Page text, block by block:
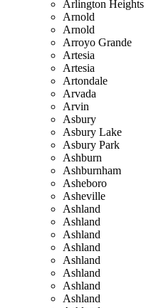
Arlington Heights
Arnold
Arnold
Arroyo Grande
Artesia
Artesia
Artondale
Arvada
Arvin
Asbury
Asbury Lake
Asbury Park
Ashburn
Ashburnham
Asheboro
Asheville
Ashland
Ashland
Ashland
Ashland
Ashland
Ashland
Ashland
Ashland